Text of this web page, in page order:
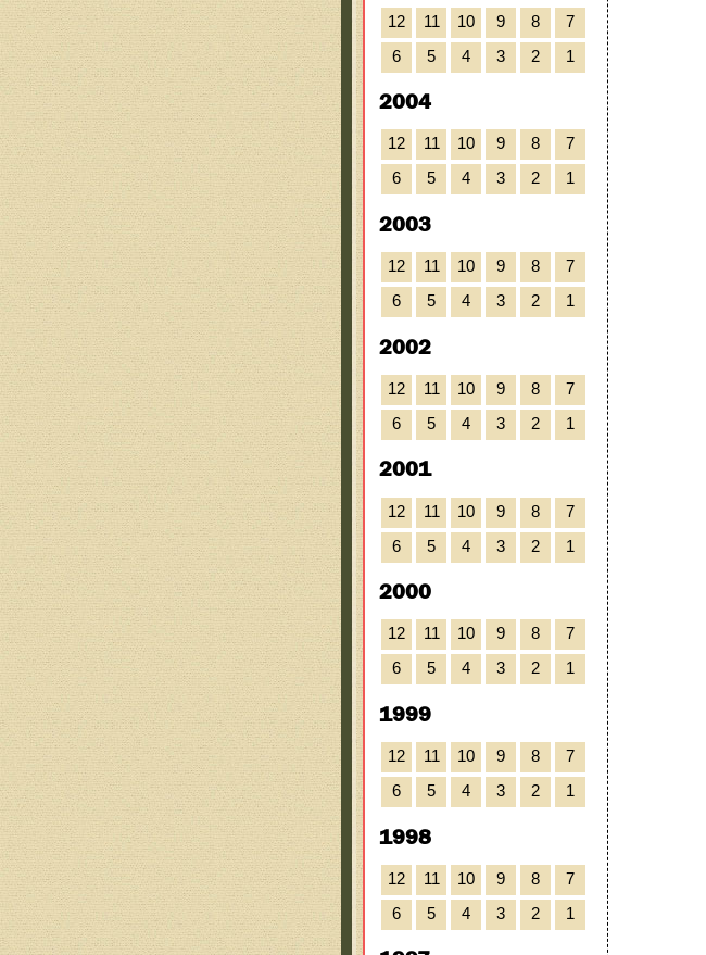
12 11 10 9 8
7
6
5 4 3 2 1
2004
12 11 10 9 8
7
6
5 4 3 2 1
2003
12 11 10 9 8
7
6
5 4 3 2 1
2002
12 11 10 9 8
7
6
5 4 3 2 1
2001
12 11 10 9 8
7
6
5 4 3 2 1
2000
12 11 10 9 8
7
6
5 4 3 2 1
1999
12 11 10 9 8
7
6
5 4 3 2 1
1998
12 11 10 9 8
7
6
5 4 3 2 1